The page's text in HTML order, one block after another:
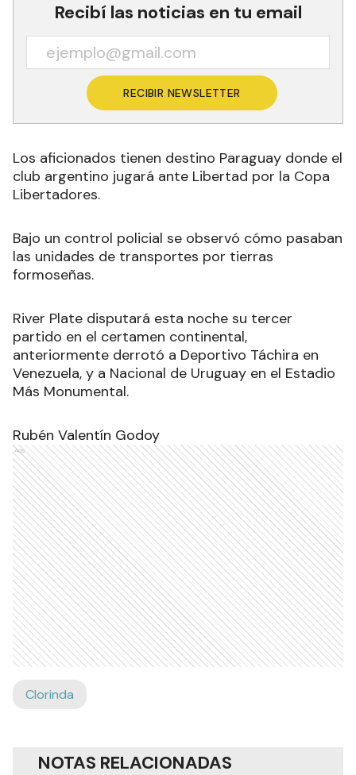
Recibí las noticias en tu email
RECIBIR NEWSLETTER
Los aficionados tienen destino Paraguay donde el
club argentino jugará ante Libertad por la Copa
Libertadores.
Bajo un control policial se observó cómo pasaban
las unidades de transportes por tierras
formoseñas.
River Plate disputará esta noche su tercer
partido en el certamen continental,
anteriormente derrotó a Deportivo Táchira en
Venezuela, y a Nacional de Uruguay en el Estadio
Más Monumental.
Rubén Valentín Godoy
Ads
Clorinda
NOTAS RELACIONADAS